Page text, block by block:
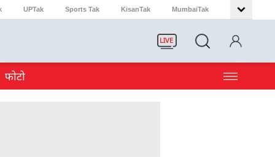
UPTak Sports Tak KisanTak MumbaiTak
LIVE
फोटो